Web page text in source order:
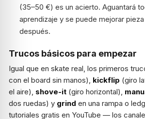
(35–50 €) es un acierto. Aguantará
aprendizaje y se puede mejorar
después.
Trucos básicos para empezar
Igual que en skate real, los primeros
con el board sin manos), kickflip (giro
el aire), shove-it (giro horizontal),
dos ruedas) y grind en una rampa o
tutoriales gratis en YouTube — los